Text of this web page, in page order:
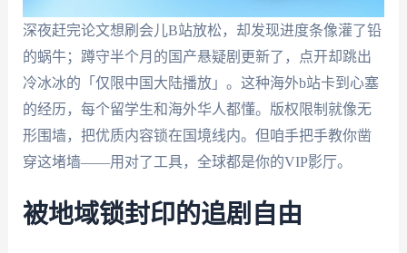
深夜赶完论文想刷会儿B站放松，却发现进度条像灌了铅
的蜗牛；蹲守半个月的国产悬疑剧更新了，点开却跳出
冷冰冰的「仅限中国大陆播放」。这种海外b站卡到心塞
的经历，每个留学生和海外华人都懂。版权限制就像无
形围墙，把优质内容锁在国境线内。但咱手把手教你凿
穿这堵墙——用对了工具，全球都是你的VIP影厅。
被地域锁封印的追剧自由